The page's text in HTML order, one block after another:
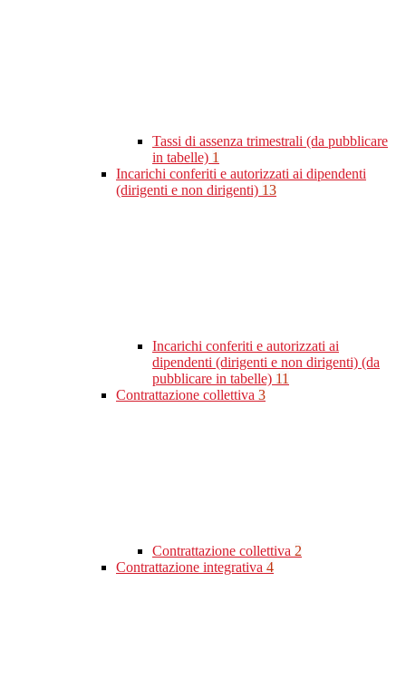
Tassi di assenza trimestrali (da pubblicare
in tabelle) 1
Incarichi conferiti e autorizzati ai dipendenti
(dirigenti e non dirigenti) 13
Incarichi conferiti e autorizzati ai
dipendenti (dirigenti e non dirigenti) (da
pubblicare in tabelle) 11
Contrattazione collettiva 3
Contrattazione collettiva 2
Contrattazione integrativa 4